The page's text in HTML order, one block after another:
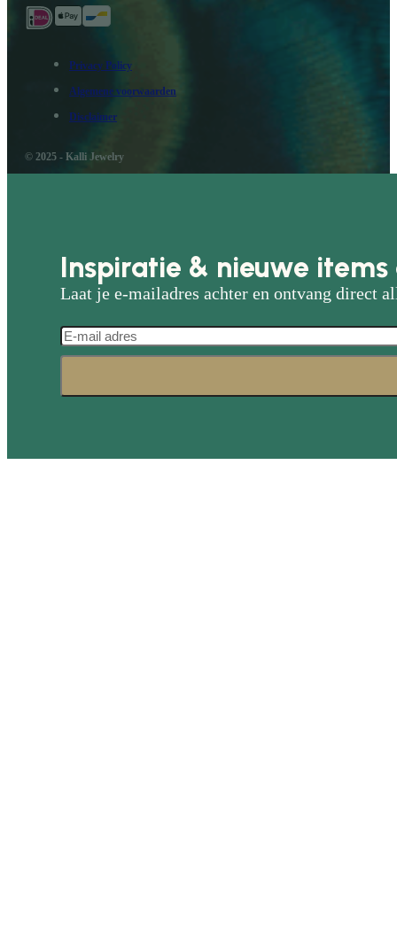
Privacy Policy
Algemene voorwaarden
Disclaimer
© 2025 - Kalli Jewelry
Inspiratie & nieuwe
Laat je e-mailadres achter en ontvang direct